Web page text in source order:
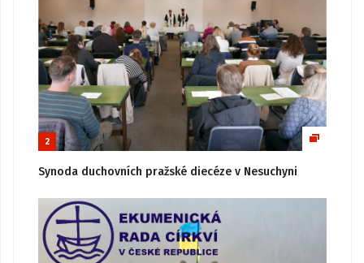
2
Synoda duchovních pražské diecéze v Nesuchyni